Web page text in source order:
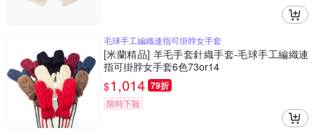
毛球手工編織連指可掛脖女手套
[米蘭精品] 羊毛手套針織手套-毛球手工編織連
指可掛脖女手套6色73or14
$1,014 79折
限時下殺